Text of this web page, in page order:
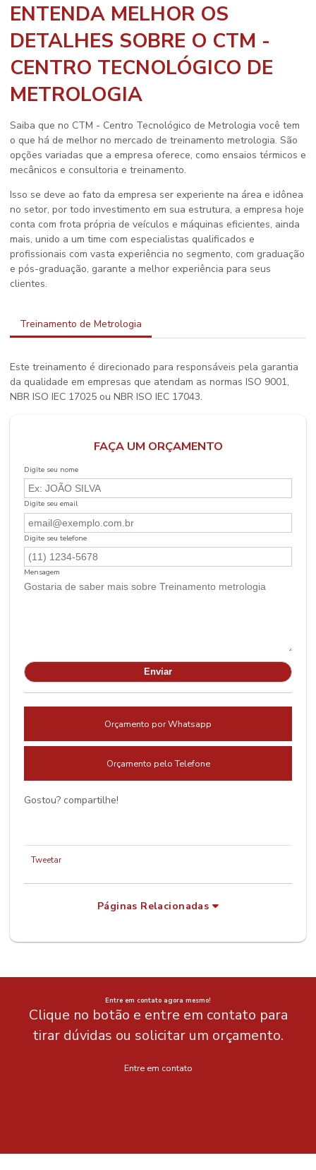
ENTENDA MELHOR OS
DETALHES SOBRE O CTM -
CENTRO TECNOLÓGICO DE
METROLOGIA
Saiba que no CTM - Centro Tecnológico de Metrologia você tem
o que há de melhor no mercado de treinamento metrologia. São
opções variadas que a empresa oferece, como ensaios térmicos e
mecânicos e consultoria e treinamento.
Isso se deve ao fato da empresa ser experiente na área e idônea
no setor, por todo investimento em sua estrutura, a empresa hoje
conta com frota própria de veículos e máquinas eficientes, ainda
mais, unido a um time com especialistas qualificados e
profissionais com vasta experiência no segmento, com graduação
e pós-graduação, garante a melhor experiência para seus
clientes.
Treinamento de Metrologia
Este treinamento é direcionado para responsáveis pela garantia
da qualidade em empresas que atendam as normas ISO 9001,
NBR ISO IEC 17025 ou NBR ISO IEC 17043.
FAÇA UM ORÇAMENTO
Digite seu nome
Digite seu email
Digite seu telefone
Mensagem
Orçamento por Whatsapp
Orçamento pelo Telefone
Gostou? compartilhe!
Tweetar
Páginas Relacionadas
Entre em contato agora mesmo!
Clique no botão e entre em contato para
tirar dúvidas ou solicitar um orçamento.
Entre em contato